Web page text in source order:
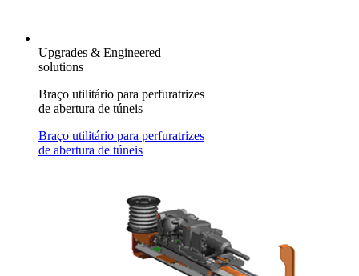
Upgrades & Engineered
solutions
Braço utilitário para perfuratrizes
de abertura de túneis
Braço utilitário para perfuratrizes
de abertura de túneis